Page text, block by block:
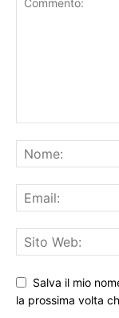
Salva il mio
la prossima volta